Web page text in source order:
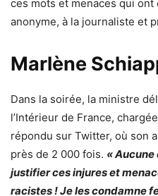
ces mots et menaces qui
anonyme, à la journaliste et
Marlène
Dans la soirée, la ministre
l’Intérieur de France,
répondu sur Twitter, où son
près de 2 000 fois. «
justifier ces injures et
racistes ! Je les condamne